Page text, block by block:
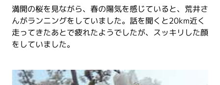
満開の桜を見ながら、春の陽気を感じていると、荒井さ
んがランニングをしていました。話を聞くと20km近く
走ってきたあとで疲れたようでしたが、スッキリした顔
をしていました。